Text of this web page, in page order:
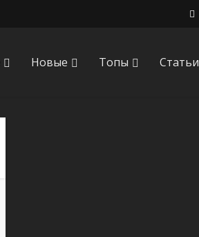
Новые Топы Статьи